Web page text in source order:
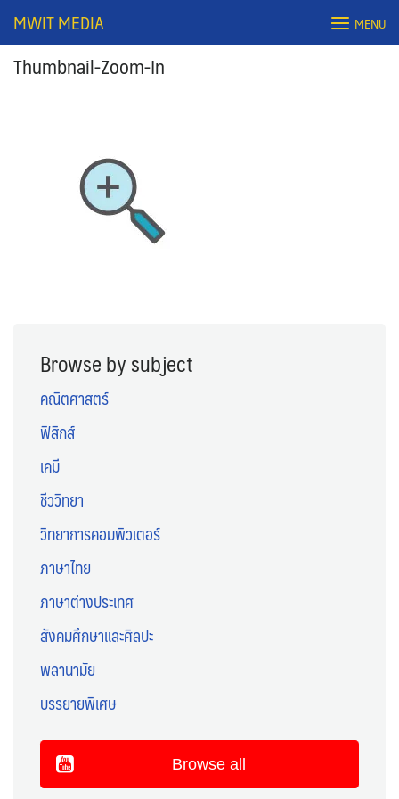
MWIT MEDIA MENU
Thumbnail-Zoom-In
Browse by subject
คณิตศาสตร์
ฟิสิกส์
เคมี
ชีววิทยา
วิทยาการคอมพิวเตอร์
ภาษาไทย
ภาษาต่างประเทศ
สังคมศึกษาและศิลปะ
พลานามัย
บรรยายพิเศษ
Browse all